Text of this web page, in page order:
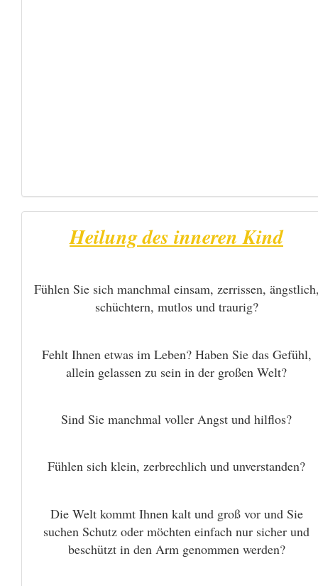
Heilung des inneren Kind
Fühlen Sie sich manchmal einsam, zerrissen,
schüchtern, mutlos und traurig?
Fehlt Ihnen etwas im Leben? Haben Sie das Gefühl,
allein gelassen zu sein in der großen Welt?
Sind Sie manchmal voller Angst und hilflos?
Fühlen sich klein, zerbrechlich und unverstanden?
Die Welt kommt Ihnen kalt und groß vor und Sie
suchen Schutz oder möchten einfach nur sicher und
beschützt in den Arm genommen werden?